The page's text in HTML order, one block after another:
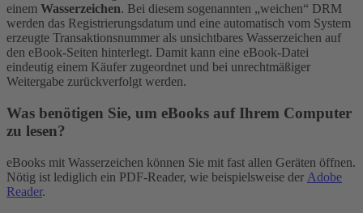
einem Wasserzeichen. Bei diesem sogenannten „weichen“ DRM
werden das Registrierungsdatum und eine automatisch vom System
erzeugte Transaktionsnummer als unsichtbares Wasserzeichen auf
den eBook-Seiten hinterlegt. Damit kann eine eBook-Datei
eindeutig einem Käufer zugeordnet und bei unrechtmäßiger
Weitergabe zurückverfolgt werden.
Was benötigen Sie, um eBooks auf Ihrem Computer
zu lesen?
eBooks mit Wasserzeichen können Sie mit fast allen Geräten öffnen.
Nötig ist lediglich ein PDF-Reader, wie beispielsweise der Adobe
Reader.